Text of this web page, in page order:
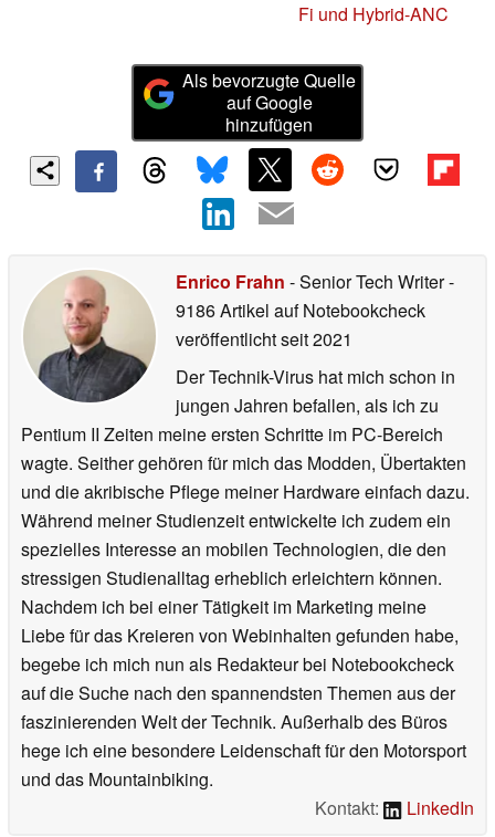
Fi und Hybrid-ANC
Als bevorzugte Quelle
auf Google
hinzufügen
Enrico Frahn - Senior Tech Writer-
9186 Artikel auf Notebookcheck
veröffentlichtseit 2021
Der Technik-Virus hat mich schon in
jungen Jahren befallen, als ich zu
Pentium II Zeiten meine ersten Schritte im PC-Bereich
wagte. Seither gehören für mich das Modden, Übertakten
und die akribische Pflege meiner Hardware einfach dazu.
Während meiner Studienzeit entwickelte ich zudem ein
spezielles Interesse an mobilen Technologien, die den
stressigen Studienalltag erheblich erleichtern können.
Nachdem ich bei einer Tätigkeit im Marketing meine
Liebe für das Kreieren von Webinhalten gefunden habe,
begebe ich mich nun als Redakteur bei Notebookcheck
auf die Suche nach den spannendsten Themen aus der
faszinierenden Welt der Technik. Außerhalb des Büros
hege ich eine besondere Leidenschaft für den Motorsport
und das Mountainbiking.
Kontakt:
LinkedIn